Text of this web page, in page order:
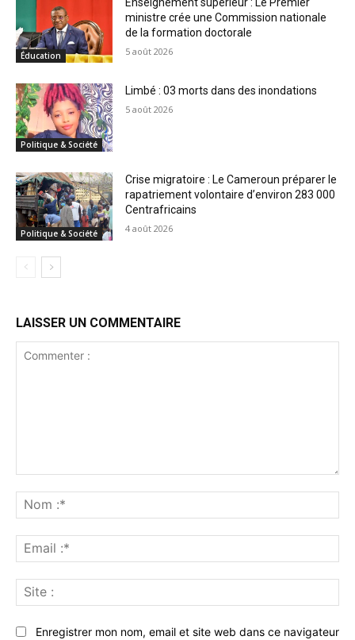
Éducation
ministre crée une Commission nationale
de la formation doctorale
5 août 2026
Politique & Société
Limbé : 03 morts dans des inondations
5 août 2026
Politique & Société
Crise migratoire : Le Cameroun préparer le
rapatriement volontaire d’environ 283 000
Centrafricains
4 août 2026
LAISSER UN COMMENTAIRE
:*
:*
:
Enregistrer mon nom, email et site web dans ce navigateur